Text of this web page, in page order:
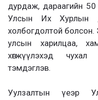
дурдаж, дараагийн
Улсын Их Хурлын
холбогдолтой болсон.
улсын харилцаа,
хөгжүүлэхэд
тэмдэглэв.
Уулзалтын үеэр